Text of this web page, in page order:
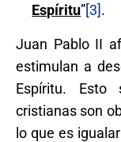
Espíritu”[3].
Juan Pablo II
estimulan a
Espíritu. Esto
cristianas son
lo que es